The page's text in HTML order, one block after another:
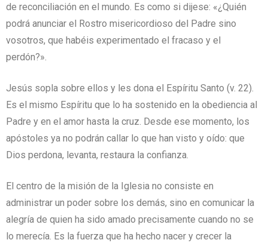
de reconciliación en el mundo. Es como si dijese: «¿Quién
podrá anunciar el Rostro misericordioso del Padre sino
vosotros, que habéis experimentado el fracaso y el
perdón?».
Jesús sopla sobre ellos y les dona el Espíritu Santo (v. 22).
Es el mismo Espíritu que lo ha sostenido en la obediencia al
Padre y en el amor hasta la cruz. Desde ese momento, los
apóstoles ya no podrán callar lo que han visto y oído: que
Dios perdona, levanta, restaura la confianza.
El centro de la misión de la Iglesia no consiste en
administrar un poder sobre los demás, sino en comunicar la
alegría de quien ha sido amado precisamente cuando no se
lo merecía. Es la fuerza que ha hecho nacer y crecer la